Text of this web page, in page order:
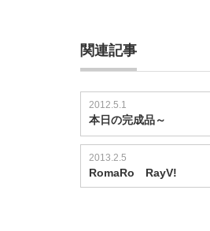
関連記事
2012.5.1
本日の完成品～
2013.2.5
RomaRo RayV!